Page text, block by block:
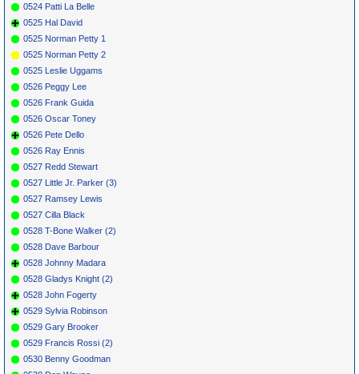
0524 Patti La Belle
0525 Hal David
0525 Norman Petty 1
0525 Norman Petty 2
0525 Leslie Uggams
0526 Peggy Lee
0526 Frank Guida
0526 Oscar Toney
0526 Pete Dello
0526 Ray Ennis
0527 Redd Stewart
0527 Little Jr. Parker (3)
0527 Ramsey Lewis
0527 Cilla Black
0528 T-Bone Walker (2)
0528 Dave Barbour
0528 Johnny Madara
0528 Gladys Knight (2)
0528 John Fogerty
0529 Sylvia Robinson
0529 Gary Brooker
0529 Francis Rossi (2)
0530 Benny Goodman